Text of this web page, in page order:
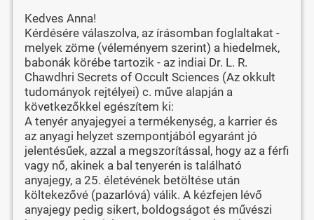
Kedves Anna!
Kérdésére válaszolva, az írásomban foglaltakat -
melyek zöme (véleményem szerint) a hiedelmek,
babonák körébe tartozik - az indiai Dr. L. R.
Chawdhri Secrets of Occult Sciences (Az okkult
tudományok rejtélyei) c. műve alapján a
következőkkel egészítem ki:
A tenyér anyajegyei a termékenység, a karrier és
az anyagi helyzet szempontjából egyaránt jó
jelentésűek, azzal a megszorítással, hogy az a férfi
vagy nő, akinek a bal tenyerén is található
anyajegy, a 25. életévének betöltése után
költekezővé (pazarlóvá) válik. A kézfejen lévő
anyajegy pedig sikert, boldogságot és művészi